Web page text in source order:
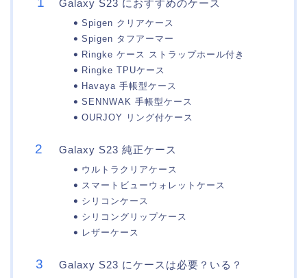
Galaxy S23 におすすめのケース
Spigen クリアケース
Spigen タフアーマー
Ringke ケース ストラップホール付き
Ringke TPUケース
Havaya 手帳型ケース
SENNWAK 手帳型ケース
OURJOY リング付ケース
Galaxy S23 純正ケース
ウルトラクリアケース
スマートビューウォレットケース
シリコンケース
シリコングリップケース
レザーケース
Galaxy S23 にケースは必要？いる？